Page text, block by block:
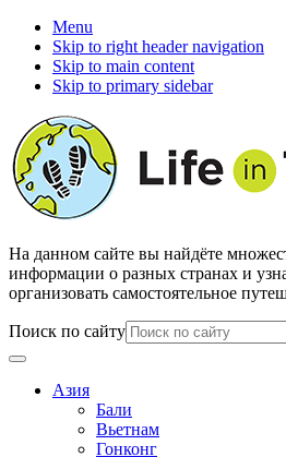
Menu
Skip to right header navigation
Skip to main content
Skip to primary sidebar
На данном сайте вы найдёте
информации о разных странах и
организовать самостоятельное
Поиск по сайту
Азия
Бали
Вьетнам
Гонконг